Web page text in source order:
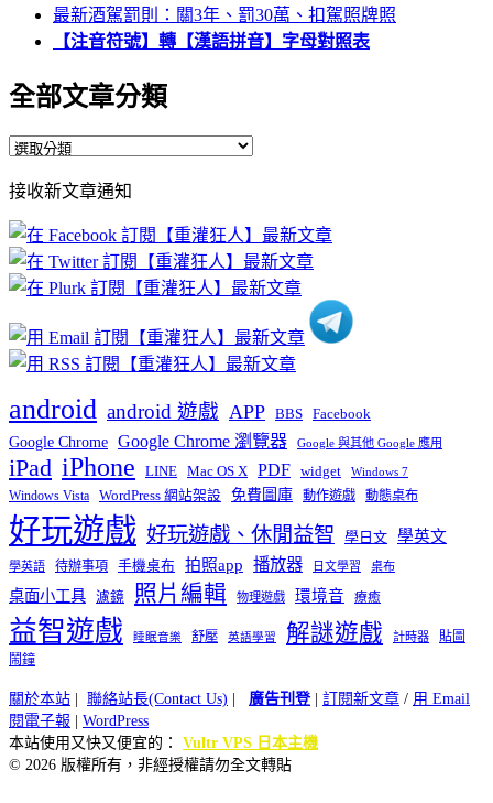
最新酒駕罰則：關3年、罰30萬、扣駕照牌照
【注音符號】轉【漢語拼音】字母對照表
全部文章分類
全
文
章
分
類
接收新文章通知
android android 遊戲 APP BBS Facebook
Google Chrome Google Chrome 瀏覽器 Google 與其他 Google 應用
iPad iPhone LINE Mac OS X PDF widget Windows 7
Windows Vista WordPress 網站架設 免費圖庫 動作遊戲 動態桌布
好玩遊戲 好玩遊戲、休閒益智 學日文 學英文
學英語 待辦事項 手機桌布 拍照app 播放器 日文學習 桌布
桌面小工具 濾鏡 照片編輯 物理遊戲 環境音 療癒
益智遊戲 睡眠音樂 舒壓 英語學習 解謎遊戲 計時器
貼圖
鬧鐘
關於本站 聯絡站長(Contact Us) 廣告刊登| 訂閱新文章 / 用 Email
閱電子報
WordPress
本站使用又快又便宜的： Vultr VPS 日本主機
© 2026 版權所有，非經授權請勿全文轉貼